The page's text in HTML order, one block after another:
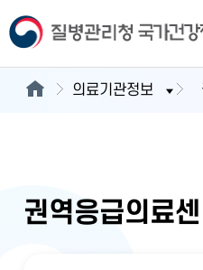
의료기관정보
권역응급의료센